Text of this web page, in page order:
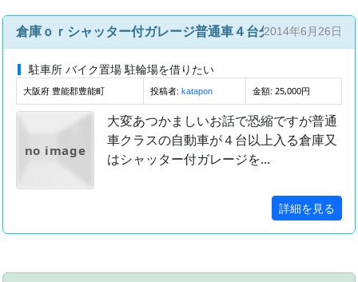
倉庫ｏｒシャッター付ガレージ普通車４台分スペース探し
2014年6月26日
駐車所 バイク置場 駐輪場を借りたい
大阪府 豊能郡豊能町 投稿者: katapon 金額: 25,000円
no image
大変あつかましいお話で恐縮ですが普通
車クラスの自動車が４台以上入る倉庫又
はシャッター付ガレージを...
詳細を見る